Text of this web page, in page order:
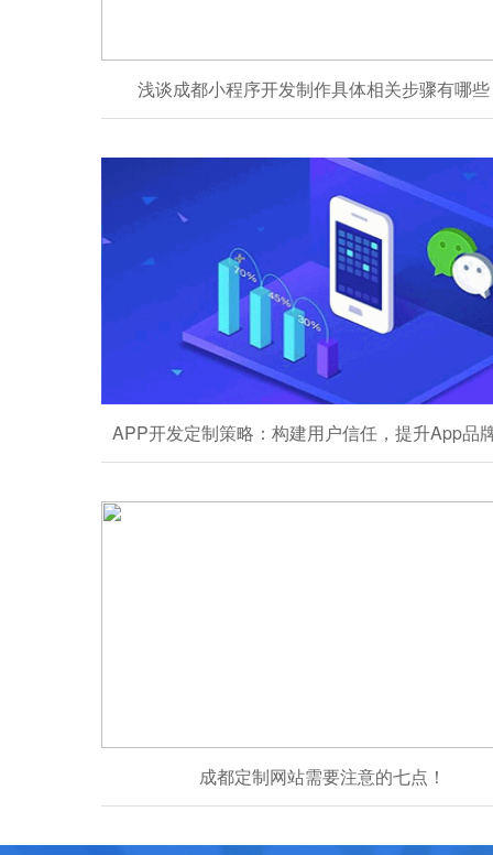
浅谈成都小程序开发制作具体相关步骤有哪
APP开发定制策略：构建用户信任，提升App品
成都定制网站需要注意的七点！